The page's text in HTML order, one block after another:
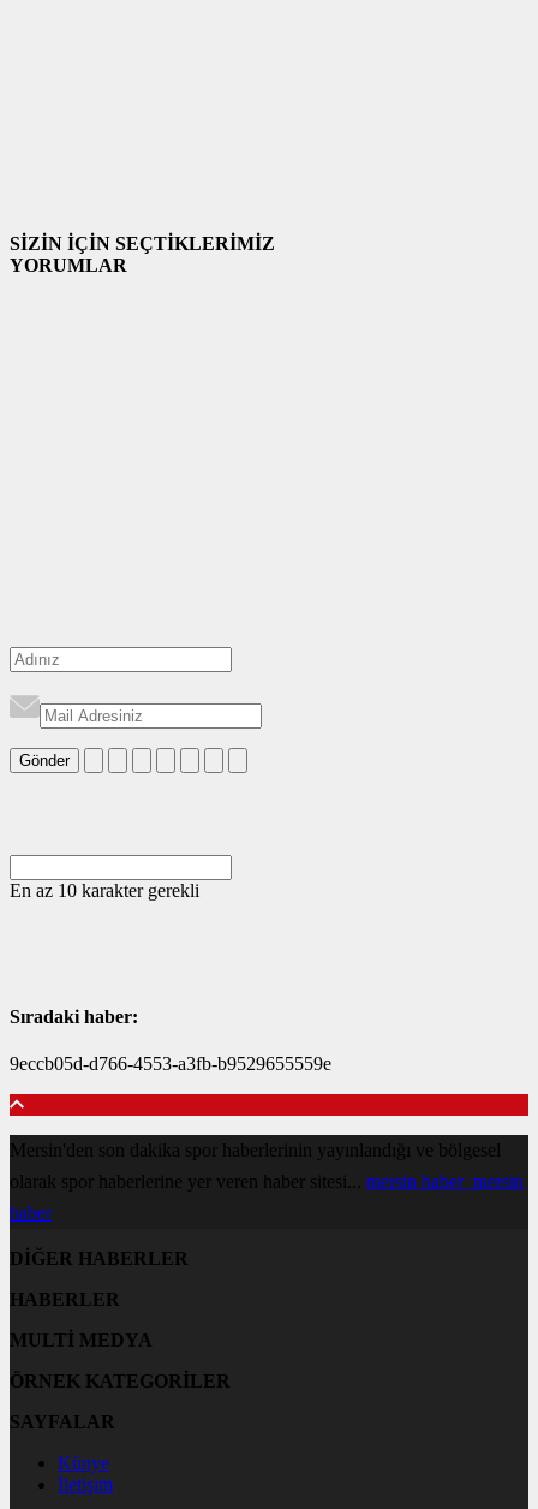
SİZİN İÇİN SEÇTİKLERİMİZ
YORUMLAR
Gönder
En az 10 karakter gerekli
Sıradaki haber:
9eccb05d-d766-4553-a3fb-b9529655559e
Mersin'den son dakika spor haberlerinin yayınlandığı ve bölgesel
olarak spor haberlerine yer veren haber sitesi... mersin haber mersin
haber
DİĞER HABERLER
HABERLER
MULTİ MEDYA
ÖRNEK KATEGORİLER
SAYFALAR
Künye
İletişim